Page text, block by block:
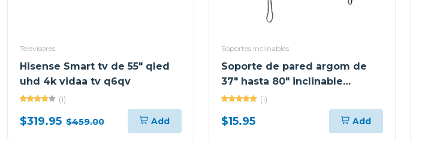
Televisores
Hisense Smart tv de 55" qled
uhd 4k vidaa tv q6qv
(1)
$319.95 $459.00 Add
Soportes inclinables
Soporte de pared argom de
37" hasta 80" inclinable
ARGBR1347
(1)
$15.95 Add